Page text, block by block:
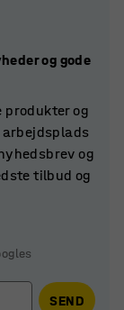
og gode
produkter og
arbejdsplads
og
tilbud og
SEND